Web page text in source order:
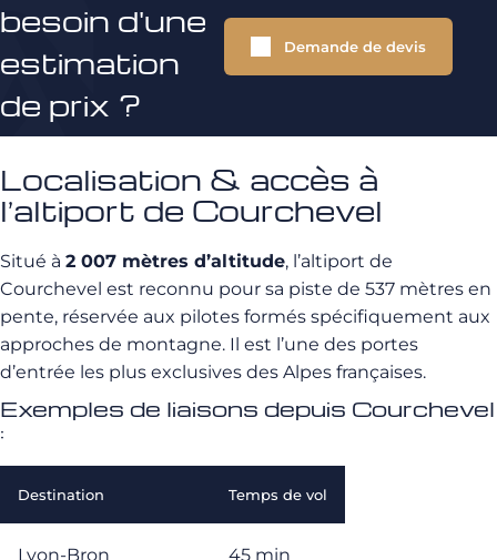
besoin d'une
estimation
de prix ?
Demande de devis
Localisation & accès à
l’altiport de Courchevel
Situé à 2 007 mètres d’altitude, l’altiport de
Courchevel est reconnu pour sa piste de 537 mètres en
pente, réservée aux pilotes formés spécifiquement aux
approches de montagne. Il est l’une des portes
d’entrée les plus exclusives des Alpes françaises.
Exemples de liaisons depuis Courchevel
:
Destination Temps de vol
Lyon-Bron 45 min